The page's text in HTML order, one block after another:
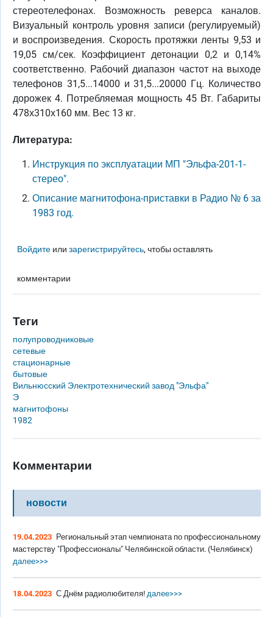
стереотелефонах. Возможность реверса каналов.
Визуальный контроль уровня записи (регулируемый)
и воспроизведения. Скорость протяжки ленты 9,53 и
19,05 см/сек. Коэффициент детонации 0,2 и 0,14%
соответственно. Рабочий диапазон частот на выходе
телефонов 31,5...14000 и 31,5...20000 Гц. Количество
дорожек 4. Потребляемая мощность 45 Вт. Габариты
478х310х160 мм. Вес 13 кг.
Литература:
Инструкция по эксплуатации МП "Эльфа-201-1-
стерео".
Описание магнитофона-приставки в Радио № 6 за
1983 год.
Войдите илизарегистрируйтесь, чтобы оставлять
комментарии
Теги
полупроводниковые
сетевые
стационарные
бытовые
Вильнюсский Электротехнический завод "Эльфа"
Э
магнитофоны
1982
Комментарии
новости
19.04.2023 Региональный этап чемпионата по профессиональному
мастерству "Профессионалы" Челябинской области. (Челябинск)
далее>>>
18.04.2023 С Днём радиолюбителя! далее>>>